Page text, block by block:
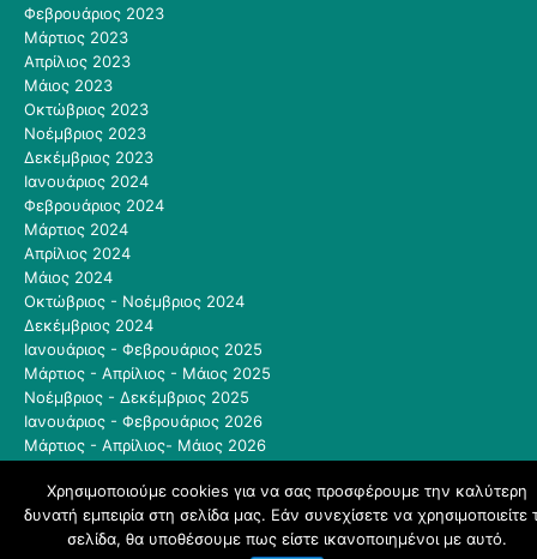
Φεβρουάριος 2023
Μάρτιος 2023
Απρίλιος 2023
Μάιος 2023
Οκτώβριος 2023
Νοέμβριος 2023
Δεκέμβριος 2023
Ιανουάριος 2024
Φεβρουάριος 2024
Μάρτιος 2024
Απρίλιος 2024
Μάιος 2024
Οκτώβριος - Νοέμβριος 2024
Δεκέμβριος 2024
Ιανουάριος - Φεβρουάριος 2025
Μάρτιος - Απρίλιος - Μάιος 2025
Νοέμβριος - Δεκέμβριος 2025
Ιανουάριος - Φεβρουάριος 2026
Μάρτιος - Απρίλιος- Μάιος 2026
schoolpress.sch.gr
Χρησιμοποιούμε cookies για να σας προσφέρουμε την καλύτερη
δυνατή εμπειρία στη σελίδα μας. Εάν συνεχίσετε να χρησιμοποιείτε
σελίδα, θα υποθέσουμε πως είστε ικανοποιημένοι με αυτό.